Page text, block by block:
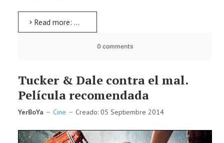
Read more: Rambo 5 ya tiene título: Last Blood
0 comments
Tucker & Dale contra el mal.
Película recomendada
YerBoYa Cine Creado: 05 Septiembre 2014